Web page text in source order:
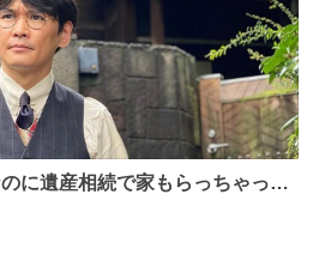
に遺産相続で家もらっちゃった